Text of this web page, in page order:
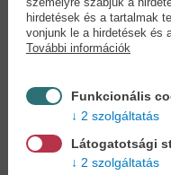
Ez a zsebkönyv ebbe a
Olvashatunk benne a
azonosításáról, a
A Kaleidoszkóp Könyvek
tudományos kutatás
nyújtanak betekintést.
hirdetések és a tartalmak
vonjunk le a hirdetések és
További információk
Funkcionális
2 szolgáltatás
Látogatotsági
2 szolgáltatás